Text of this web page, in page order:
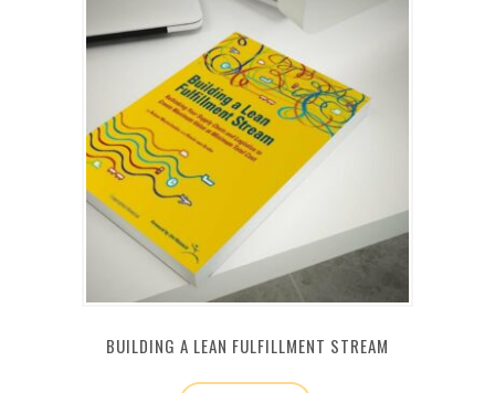
BUILDING A LEAN FULFILLMENT STREAM